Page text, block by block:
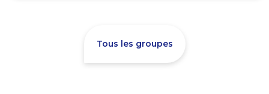
Tous les groupes